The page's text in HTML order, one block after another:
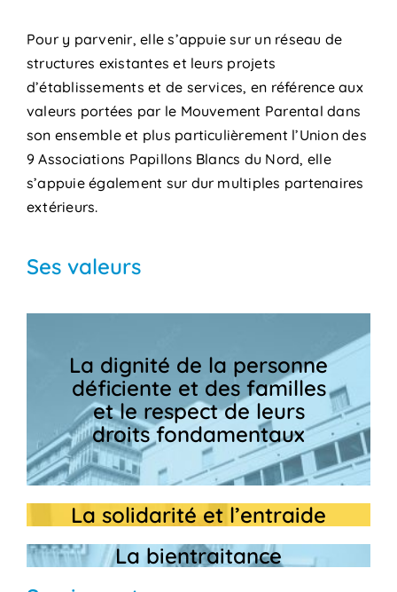
Pour y parvenir, elle s’appuie sur un réseau de
structures existantes et leurs projets
d’établissements et de services, en référence aux
valeurs portées par le Mouvement Parental dans
son ensemble et plus particulièrement l’Union des
9 Associations Papillons Blancs du Nord, elle
s’appuie également sur dur multiples partenaires
extérieurs.
Ses valeurs
La dignité de la personne
déficiente et des familles
et le respect de leurs
droits fondamentaux
La solidarité et l’entraide
La bientraitance